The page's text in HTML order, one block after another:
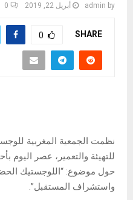
by
admin أبريل 22, 2019 0
SHARE
0
نظمت الجمعية المغربية
للتهيئة والتعمير، عصر اليوم
حول موضوع: “اللوجستيك
واستشراف المستقبل”.